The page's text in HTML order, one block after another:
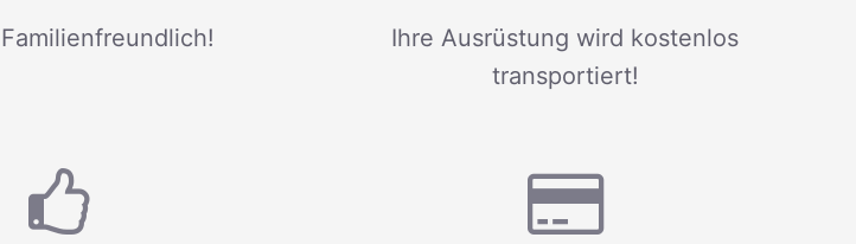
Ihre Ausrüstung wird kostenlos
transportiert!